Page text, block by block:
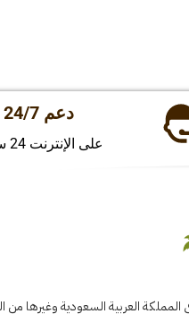
دعم 24/7
على الإنترنت 24 ساعة
العربية السعودية وغيرها من